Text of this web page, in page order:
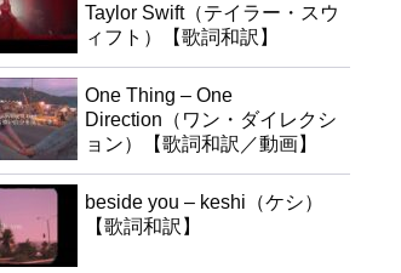
Taylor Swift（テイラー・スウ
ィフト）【歌詞和訳】
One Thing – One
Direction（ワン・ダイレクシ
ョン）【歌詞和訳／動画】
beside you – keshi（ケシ）
【歌詞和訳】